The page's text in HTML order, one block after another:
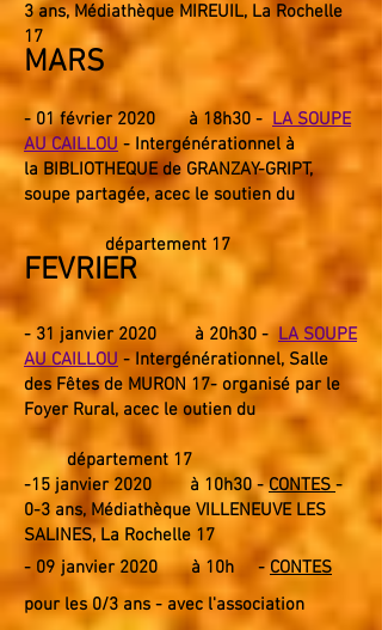
3 ans, Médiathèque MIREUIL, La Rochelle
17
MARS
- 01février 2020 à 18h30 - LA SOUPE
AU CAILLOU - Intergénérationnel à
la BIBLIOTHEQUE de GRANZAY-GRIPT,
soupe partagée, acec le soutien du
département 17
FEVRIER
- 31 janvier 2020 à 20h30 - LA SOUPE
AU CAILLOU - Intergénérationnel, Salle
des Fêtes de MURON 17- organisé par le
Foyer Rural, acec le outien du
département 17
-15 janvier 2020 à 10h30 -CONTES-
0-3 ans, Médiathèque VILLENEUVE LES
SALINES, La Rochelle 17
- 09 janvier 2020 à 10h -CONTES
pour les 0/3 ans - avec l'association